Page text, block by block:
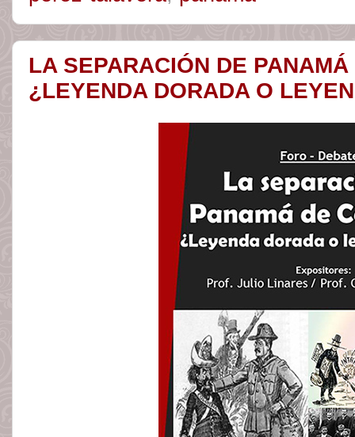
LA SEPARACIÓN DE
¿LEYENDA DORADA O